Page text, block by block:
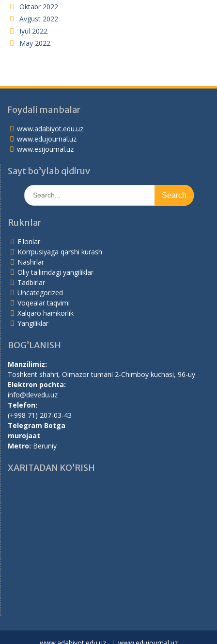
Oktabr 2022
Avgust 2022
Iyul 2022
May 2022
Foydali manbalar
www.adabiyot.edu.uz
www.edujournal.uz
www.esijournal.uz
Sayt bo’ylab qidiruv
Search
for:
Ruknlar
E'lonlar
Korrpusiyaga qarshi kurash
Nashrlar
Oliy ta'limdagi yangiliklar
Tadbirlar
Uncategorized
Voqealar taqvimi
Xalqaro hamkorlik
Yangiliklar
BOG’LANISH
Manzilimiz:
Toshkent shahri, Olmazor tumani 2-Chimboy kuchasi, 96-uy
Elektron pochta:
info@devedu.uz
Telefon:
(+998 71) 207-03-43
Telegram Botga
murojaat
Metro: Beruniy
XARITADAN KO’RISH